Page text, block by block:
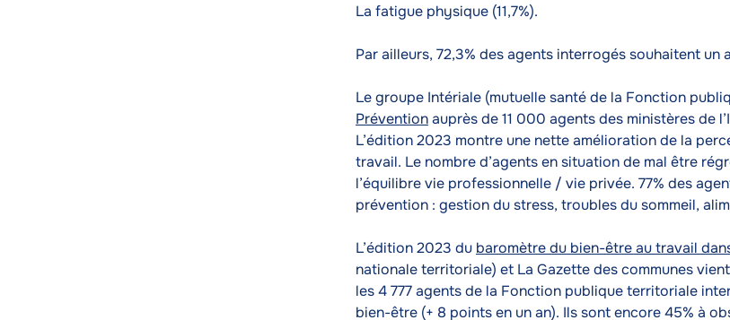
La fatigue physique (11,7%).
Par ailleurs, 72,3% des agents interrogés souhaitent un
Le groupe Intériale (mutuelle santé de la Fonction
Préventionauprès de 11 000 agents des ministères de
L’édition 2023 montre une nette amélioration de la
travail. Le nombre d’agents en situation de mal être
l’équilibre vie professionnelle / vie privée. 77% des
prévention : gestion du stress, troubles du sommeil,
L’édition 2023 du baromètre du bien-être au travail
nationale territoriale) et La Gazette des communes
les 4 777 agents de la Fonction publique territoriale
bien-être (+ 8 points en un an). Ils sont encore 45% à